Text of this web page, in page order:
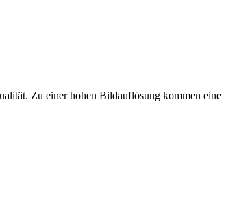
Zu einer hohen Bildauflösung kommen eine